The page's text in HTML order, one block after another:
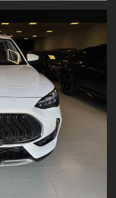
sito:
“Acquistiamo il tuo
, di fronte al centro
sono riportati con la
le informazioni hanno
vincolo contrattuale